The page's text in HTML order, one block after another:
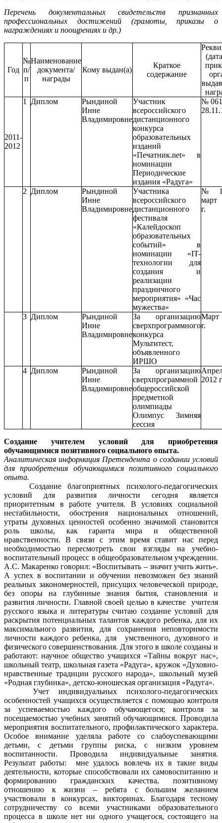
Перечень документальных свидетельств признанных
профессиональных достижений (грамоты, приказы о
награждениях и поощрениях и др.)
Год
№
п/
п
Наименование
документа/
награды
Кому выдан(а)
Краткое
содержание
2011-
2012
1 Диплом
Рындиной
Инне
Владимировне
Участник
всероссийского
дистанционного
конкурса
образовательных
изданий
«Печатник.net» в
номинации
Периодические
издания «Радуга»
№
2 Диплом
Рындиной
Инне
Владимировне
Участника
всероссийского
дистанционного
фестиваля
«Калейдоскоп
образовательных
событий» в
номинации «IT-
технологии для
создания и
реализации
праздничного
мероприятия» «Час
мужества»
№
март
г.
3 Диплом
Рындиной
Инне
Владимировне
За организацию
сверхпрограммного
конкурса
Мультитест,
объявленного
ИРШО
Март
г.
4 Диплом
Рындиной
Инне
Владимировне
За организацию
сверхпрограммной
общероссийской
предметной
олимпиады
Олимпус Зимняя
сессия
2012
Создание учителем условий для приобретения
обучающимися позитивного социального опыта.
Аналитическая информация Претендента о создании условий
для приобретения обучающимися позитивного социального
опыта.
Создание благоприятных психолого-педагогических
условий для развития личности сегодня является
приоритетным в работе учителя. В условиях социальной
нестабильности, обострения национальных отношений,
утраты духовных ценностей особенно значимой становится
роль школы, как гаранта мира и общественной
нравственности. В связи с этим время ставит нас перед
необходимостью пересмотреть свои взгляды на учебно-
воспитательный процесс в общеобразовательном учреждении.
А.С. Макаренко говорил: «Воспитывать – значит учить жить».
А успех в воспитании и обучении невозможен без знаний
реальных закономерностей, присущих человеческой природе,
без опоры на глубинные знания бытия, становления и
развития личности. Главной своей целью в качестве учителя
русского языка и литературы считаю создание условий для
раскрытия потенциальных талантов каждого ребенка, для их
максимального развития, для сохранения неповторимости
личности каждого ребенка, для умственного, духовного и
физического совершенствования. Для этого в школе созданы и
работают: научное общество учащихся «Тайны вокруг нас»,
школьный театр, школьная газета «Радуга», кружок «Духовно-
нравственные традиции русского народа», школьный музей
«Родная глубинка», детско-юношеская организация «Радуга».
Учет индивидуальных психолого-педагогических
особенностей учащихся осуществляется с помощью контроля
за успеваемостью каждого обучающегося; контроля за
посещаемостью учебных занятий обучающимися. Проводила
мероприятия воспитательного, профилактического характера.
Особое внимание уделяла работе со слабоуспевающими
детьми, с детьми группы риска, с низким уровнем
воспитанности. Проводила индивидуальные занятия.
Результат работы: мне удалось вовлечь их в такие виды
деятельности, которые способствовали их самовоспитанию и
формированию гражданских качества, позитивному
отношению к жизни – ребята с большим желанием
участвовали в конкурсах, викторинах. Благодаря тесному
сотрудничеству со всеми участниками образовательного
процесса в школе нет ни одного учащегося, состоящего на